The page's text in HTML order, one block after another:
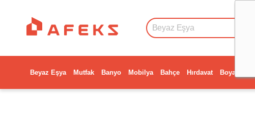
Beyaz Eşya Mutfak Banyo Mobilya Bahçe Hırdavat Boya